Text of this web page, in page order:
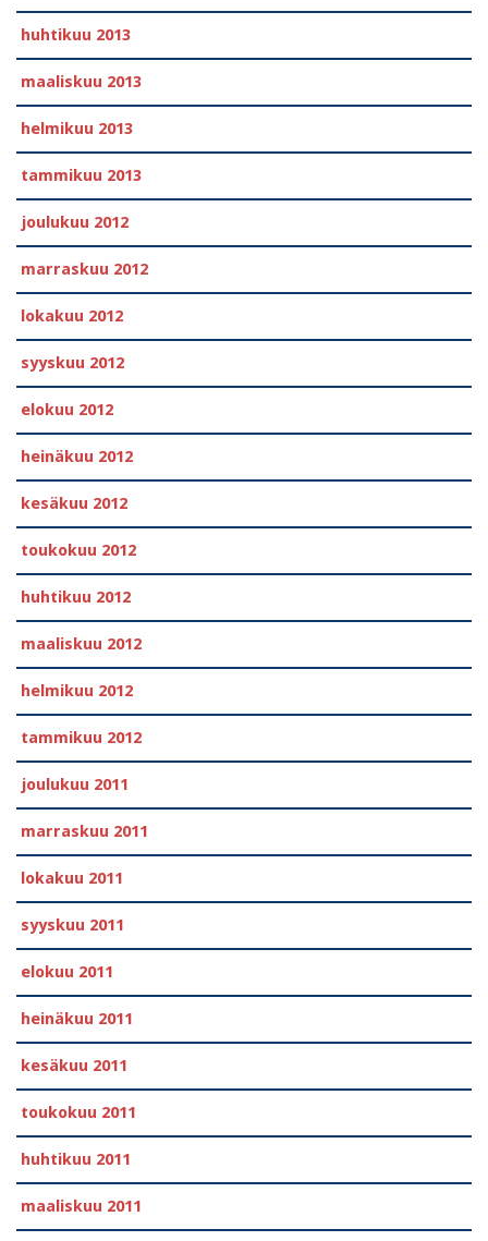
huhtikuu 2013
maaliskuu 2013
helmikuu 2013
tammikuu 2013
joulukuu 2012
marraskuu 2012
lokakuu 2012
syyskuu 2012
elokuu 2012
heinäkuu 2012
kesäkuu 2012
toukokuu 2012
huhtikuu 2012
maaliskuu 2012
helmikuu 2012
tammikuu 2012
joulukuu 2011
marraskuu 2011
lokakuu 2011
syyskuu 2011
elokuu 2011
heinäkuu 2011
kesäkuu 2011
toukokuu 2011
huhtikuu 2011
maaliskuu 2011